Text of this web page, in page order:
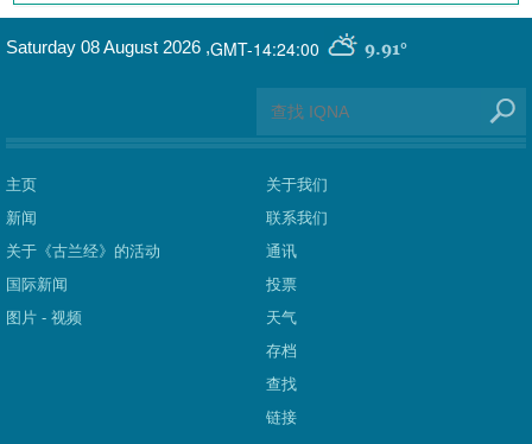
GMT-14:24:00 9.91°
Saturday 08 August 2026 ,
主页
新闻
关于《古兰经》的活动
国际新闻
图片 - 视频
关于我们
联系我们
通讯
投票
天气
存档
查找
链接